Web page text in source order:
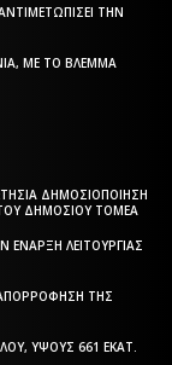
ΤΗΝ
ΜΕ ΤΟ ΒΛΈΜΜΑ
ΔΗΜΟΣΙΟΠΟΊΗΣΗ
ΔΗΜΟΣΊΟΥ ΤΟΜΈΑ
ΛΕΙΤΟΥΡΓΊΑΣ
ΤΗΣ
ΎΨΟΥΣ 661 ΕΚΑΤ.